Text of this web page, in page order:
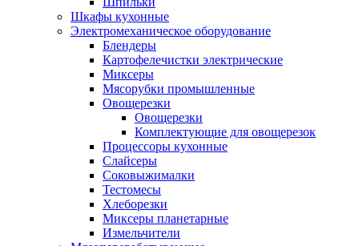
Шкафы кухонные
Электромеханическое оборудование
Блендеры
Картофелечистки электрические
Миксеры
Мясорубки промышленные
Овощерезки
Овощерезки
Комплектующие для овощерезок
Процессоры кухонные
Слайсеры
Соковыжималки
Тестомесы
Хлеборезки
Миксеры планетарные
Измельчители